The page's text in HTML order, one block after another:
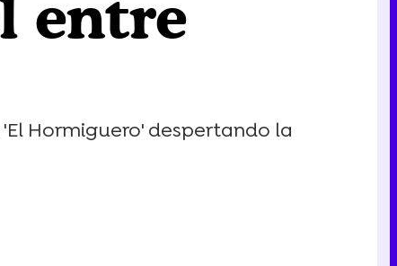
entre
Hormiguero' despertando la